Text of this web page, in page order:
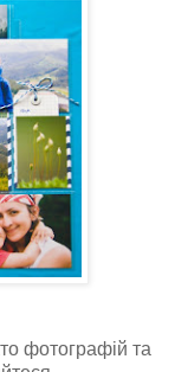
фотографій та